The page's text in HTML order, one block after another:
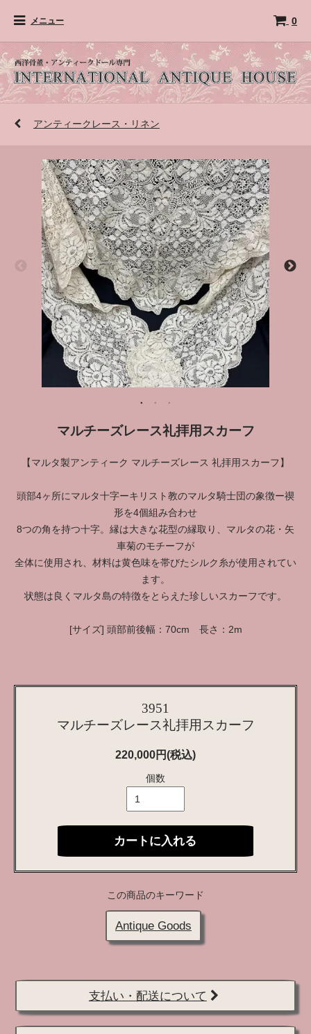
メニュー 0
アンティークレース・リネン
マルチーズレース礼拝用スカーフ
【マルタ製アンティーク マルチーズレース 礼拝用スカーフ】
頭部4ヶ所にマルタ十字ーキリスト教のマルタ騎士団の象徴ー禊
形を4個組み合わせ
8つの角を持つ十字。縁は大きな花型の縁取り、マルタの花・矢
車菊のモチーフが
全体に使用され、材料は黄色味を帯びたシルク糸が使用されてい
ます。
状態は良くマルタ島の特徴をとらえた珍しいスカーフです。
[サイズ] 頭部前後幅：70cm 長さ：2m
3951
マルチーズレース礼拝用スカーフ
220,000円(税込)
個数
カートに入れる
この商品のキーワード
Antique Goods
支払い・配送について